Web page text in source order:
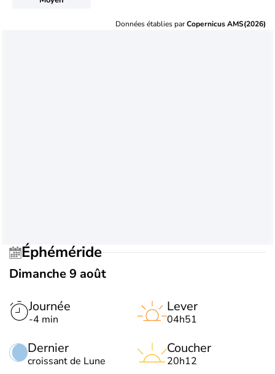
Données établies parCopernicus AMS(2026)
Éphéméride
Dimanche 9 août
Journée
-4 min
Dernier
croissant de Lune
Lever
04h51
Coucher
20h12